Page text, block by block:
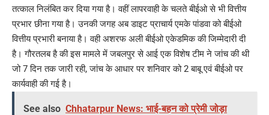
तत्काल निलंबित कर दिया गया है। वहीं लापरवाही के चलते बीईओ से भी वित्तीय
प्रभार छीना गया है। उनकी जगह अब डाइट प्राचार्य एमके पांडवा को बीईओ
वित्तीय प्रभारी बनाया है। वही अशरफ अली बीईओ एकेडमिक की जिम्मेदारी दी
है। गौरतलब है की इस मामले में जबलपुर से आई एक विशेष टीम ने जांच की थी
जो 7 दिन तक जारी रही, जांच के आधार पर शनिवार को 2 बाबू एवं बीईओ पर
कार्यवाही की गई है।
See also Chhatarpur News: भाई-बहन को प्रेमी जोड़ा